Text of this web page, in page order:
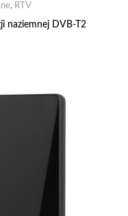
, RTV
naziemnej DVB-T2